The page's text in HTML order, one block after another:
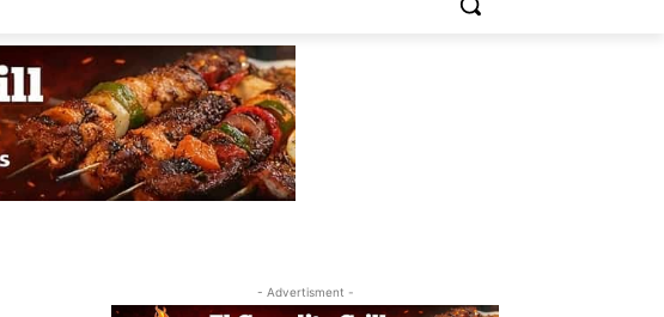
- Advertisment -